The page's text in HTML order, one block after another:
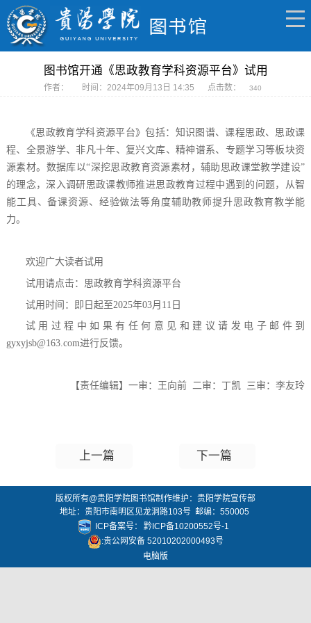
图书馆开通《思政教育学科资源平台》试用
作者： 时间：2024年09月13日 14:35 点击数： 340
《思政教育学科资源平台》包括：知识图谱、课程思政、思政课
程、全景游学、非凡十年、复兴文库、精神谱系、专题学习等板块资
源素材。数据库以“深挖思政教育资源素材，辅助思政课堂教学建设”
的理念，深入调研思政课教师推进思政教育过程中遇到的问题，从智
能工具、备课资源、经验做法等角度辅助教师提升思政教育教学能
力。
欢迎广大读者试用
试用请点击：思政教育学科资源平台
试用时间：即日起至2025年03月11日
试用过程中如果有任何意见和建议请发电子邮件到
gyxyjsb@163.com进行反馈。
【责任编辑】一审：王向前 二审：丁凯 三审：李友玲
上一篇 下一篇
版权所有@贵阳学院图书馆制作维护：贵阳学院宣传部
地址：贵阳市南明区见龙洞路103号 邮编：550005
ICP备案号：
黔ICP备10200552号-1
:贵公网安备 52010202000493号
电脑版